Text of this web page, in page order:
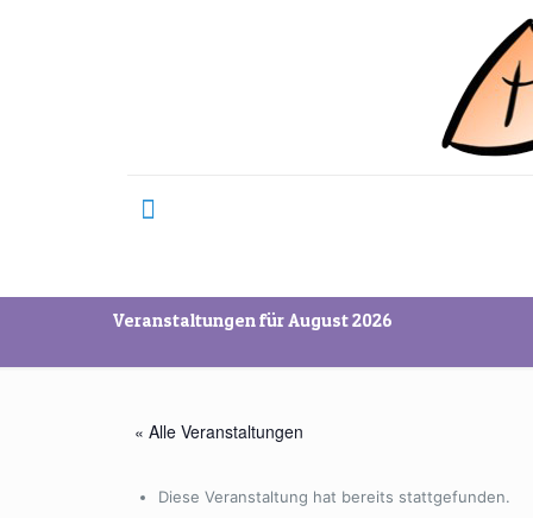
Veranstaltungen für August 2026
« Alle Veranstaltungen
Diese Veranstaltung hat bereits stattgefunden.